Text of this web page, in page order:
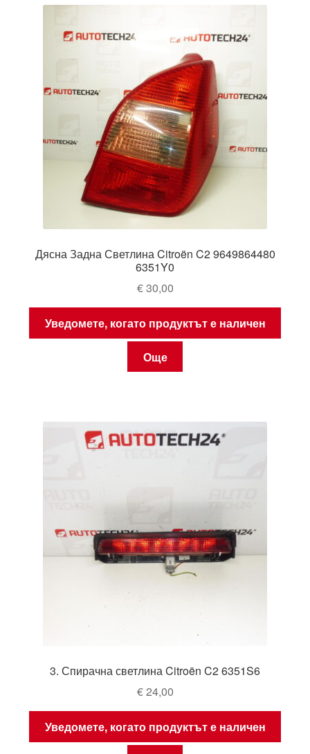
Дясна Задна Светлина Citroën C2 9649864480
6351Y0
€30,00
Уведомете, когато продуктът е наличен
Още
3. Спирачна светлина Citroën C2 6351S6
€24,00
Уведомете, когато продуктът е наличен